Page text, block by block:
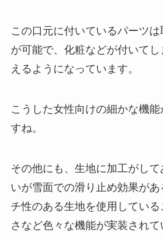
この口元に付いているパーツ
が可能で、化粧などが付いて
えるようになっています。
こうした女性向けの細かな機
すね。
その他にも、生地に加工がして
いが雪面での滑り止め効果が
チ性のある生地を使用してい
さなど色々な機能が実装されて